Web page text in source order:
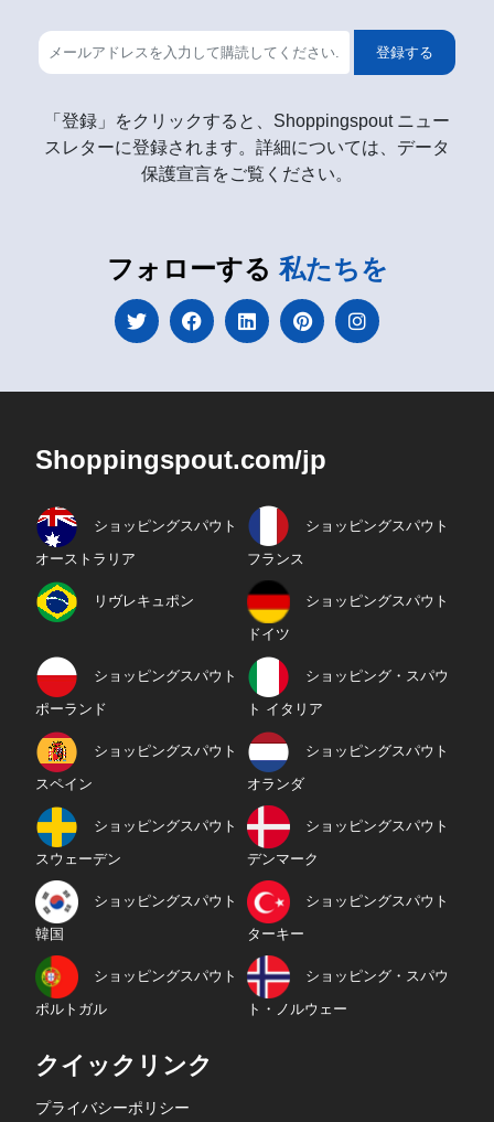
登録する
「登録」をクリックすると、Shoppingspout ニュー
スレターに登録されます。詳細については、データ
保護宣言をご覧ください。
フォローする 私たちを
Shoppingspout.com/jp
ショッピングスパウト
オーストラリア
ショッピングスパウト
フランス
リヴレキュポン ショッピングスパウト
ドイツ
ショッピングスパウト
ポーランド
ショッピング・スパウ
ト イタリア
ショッピングスパウト
スペイン
ショッピングスパウト
オランダ
ショッピングスパウト
スウェーデン
ショッピングスパウト
デンマーク
ショッピングスパウト
韓国
ショッピングスパウト
ターキー
ショッピングスパウト
ポルトガル
ショッピング・スパウ
ト・ノルウェー
クイックリンク
プライバシーポリシー